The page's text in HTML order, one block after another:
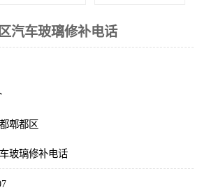
汽车玻璃修补电话
郫都区
玻璃修补电话